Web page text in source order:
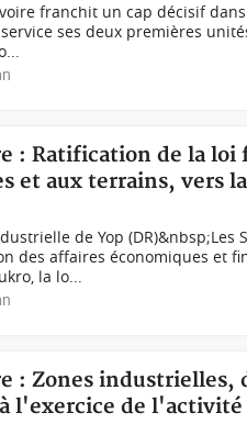
franchit un cap décisif
ses deux premières
: Ratification de la loi
et aux terrains, vers
de Yop
des affaires économiques et
la lo...
: Zones industrielles,
l'exercice de l'activité